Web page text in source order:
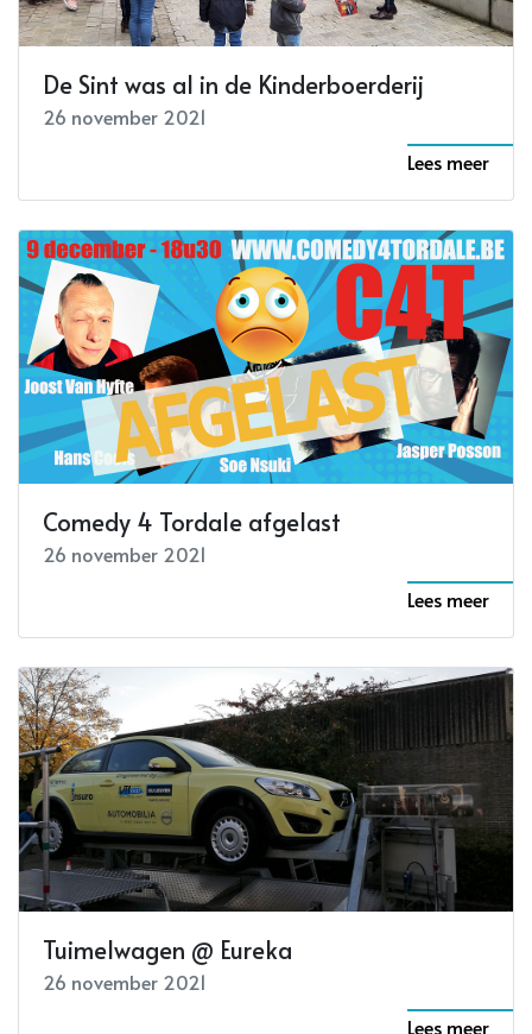
De Sint was al in de Kinderboerderij
26 november 2021
Lees meer
Comedy 4 Tordale afgelast
26 november 2021
Lees meer
Tuimelwagen @ Eureka
26 november 2021
Lees meer